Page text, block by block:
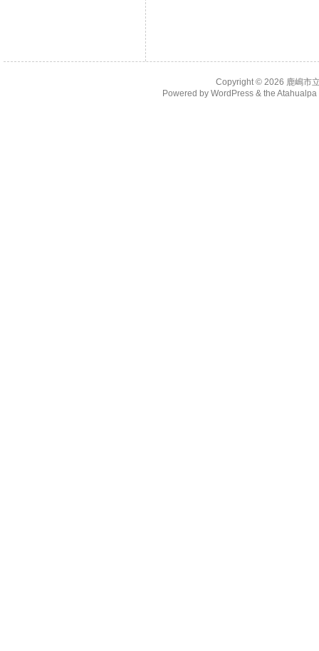
Copyright © 2026 鹿嶋市
Powered by WordPress& the Atahualpa